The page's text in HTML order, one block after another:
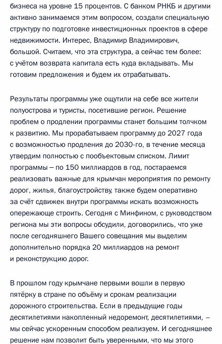
бизнеса на уровне 15 процентов. С банком РНКБ и другими
активно занимаемся этим вопросом, создали специальную
структуру по подготовке инвестиционных проектов в сфере
недвижимости. Интерес, Владимир Владимирович,
большой. Считаем, что эта структура, а сейчас тем более:
с учётом возврата капитала есть куда вкладывать. Мы
готовим предложения и будем их отрабатывать.
Результаты программы уже ощутили на себе все жители
полуострова и туристы, посетившие регион. Решение
проблем о продлении программы станет большим толчком
к развитию. Мы прорабатываем программу до 2027 года
с возможностью продления до 2030-го, в течение месяца
утвердим полностью с пообъектовым списком. Лимит
программы ‒ по 150 миллиардов в год, постараемся
реализовать важные для крымчан мероприятия по ремонту
дорог, жилья, благоустройству, также будем оперативно
за счёт сдвижек внутри программы искать возможность
опережающе строить. Сегодня с Минфином, с руководством
региона мы эти вопросы обсудили, договорились, что уже
после сегодняшнего Вашего совещания мы выделим
дополнительно порядка 20 миллиардов на ремонт
и реконструкцию дорог.
В прошлом году крымчане первыми вошли в первую
пятёрку в стране по объёму и срокам реализации
дорожного строительства. Если в предыдущие годы
десятилетиями накопленный недоремонт, десятилетиями, –
мы сейчас ускоренным способом реализуем. И сегодняшнее
решение нам позволит быть уверенными, что мы этого